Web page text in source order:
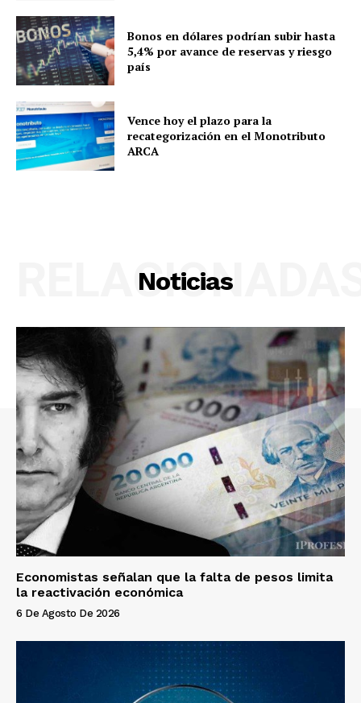
Bonos en dólares podrían subir hasta
5,4% por avance de reservas y riesgo
país
Vence hoy el plazo para la
recategorización en el Monotributo
ARCA
Noticias
Economistas señalan que la falta de pesos limita
la reactivación económica
6 De Agosto De 2026